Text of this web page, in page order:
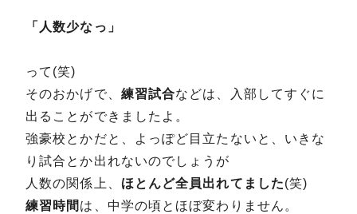
「人数少なっ」
って(笑)
そのおかげで、 練習試合などは、入部してすぐに
出ることができましたよ。
強豪校とかだと、よっぽど目立たないと、いきな
り試合とか出れないのでしょうが
人数の関係上、 ほとんど全員出れてました(笑)
練習時間 は、中学の頃とほぼ変わりません。